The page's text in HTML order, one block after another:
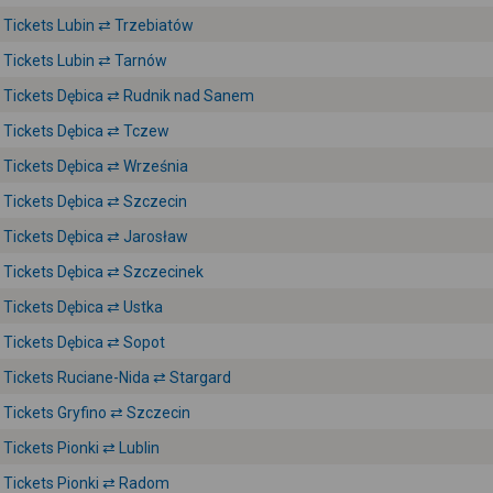
Tickets Lubin ⇄ Trzebiatów
Tickets Lubin ⇄ Tarnów
Tickets Dębica ⇄ Rudnik nad Sanem
Tickets Dębica ⇄ Tczew
Tickets Dębica ⇄ Września
Tickets Dębica ⇄ Szczecin
Tickets Dębica ⇄ Jarosław
Tickets Dębica ⇄ Szczecinek
Tickets Dębica ⇄ Ustka
Tickets Dębica ⇄ Sopot
Tickets Ruciane-Nida ⇄ Stargard
Tickets Gryfino ⇄ Szczecin
Tickets Pionki ⇄ Lublin
Tickets Pionki ⇄ Radom